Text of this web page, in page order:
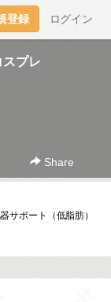
登録 ログイン
プレ
Share
サポート（低脂肪）